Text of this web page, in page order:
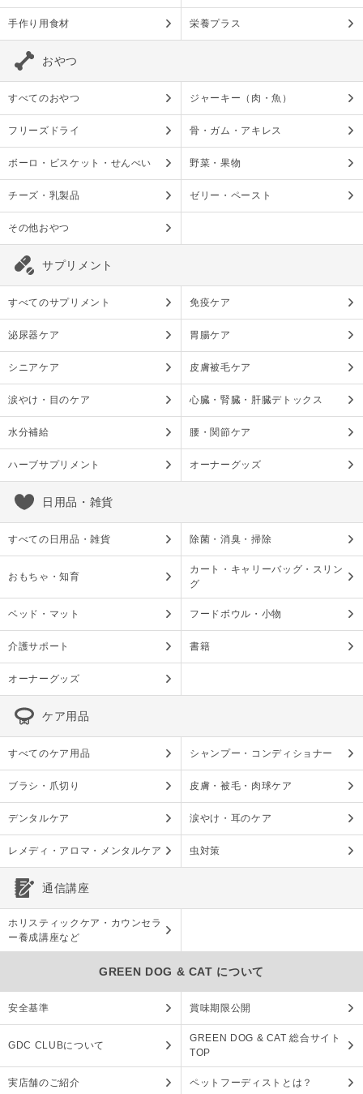
手作り用食材 栄養プラス
おやつ
すべてのおやつ ジャーキー（肉・魚）
フリーズドライ 骨・ガム・アキレス
ボーロ・ビスケット・せんべい 野菜・果物
チーズ・乳製品 ゼリー・ペースト
その他おやつ
サプリメント
すべてのサプリメント 免疫ケア
泌尿器ケア 胃腸ケア
シニアケア 皮膚被毛ケア
涙やけ・目のケア 心臓・腎臓・肝臓デトックス
水分補給 腰・関節ケア
ハーブサプリメント オーナーグッズ
日用品・雑貨
すべての日用品・雑貨 除菌・消臭・掃除
おもちゃ・知育
カート・キャリーバッグ・スリン
グ
ベッド・マット フードボウル・小物
介護サポート 書籍
オーナーグッズ
ケア用品
すべてのケア用品 シャンプー・コンディショナー
ブラシ・爪切り 皮膚・被毛・肉球ケア
デンタルケア 涙やけ・耳のケア
レメディ・アロマ・メンタルケア 虫対策
通信講座
ホリスティックケア・カウンセラ
ー養成講座など
GREEN DOG & CAT について
安全基準 賞味期限公開
GDC CLUBについて
GREEN DOG & CAT 総合サイト
TOP
実店舗のご紹介 ペットフーディストとは？